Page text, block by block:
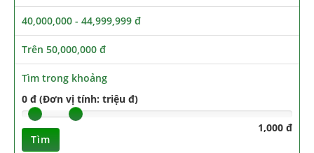
40,000,000 - 44,999,999 đ
Trên 50,000,000 đ
Tìm trong khoảng
0 đ (Đơn vị tính: triệu đ)
1,000 đ
Tìm